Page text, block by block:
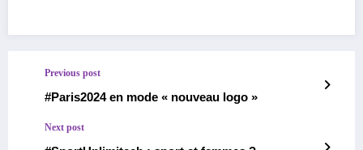
Previous post
#Paris2024 en mode « nouveau logo »
Next post